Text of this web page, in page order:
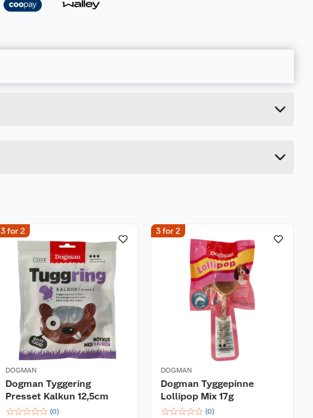
0.81 kg
3 for 2
DOGMAN
Dogman Tyggering
Presset Kalkun 12,5cm
☆☆☆☆☆ (0)
3 for 2
DOGMAN
Dogman Tyggepinne
Lollipop Mix 17g
☆☆☆☆☆ (0)